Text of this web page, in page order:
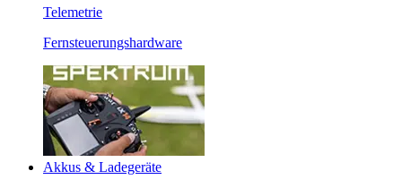
Telemetrie
Fernsteuerungshardware
Akkus & Ladegeräte